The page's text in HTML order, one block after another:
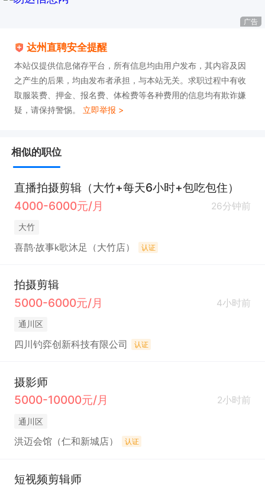
广告
达州直聘安全提醒
本站仅提供信息储存平台，所有信息均由用户发布，其内容及因
之产生的后果，均由发布者承担，与本站无关。求职过程中有收
取服装费、押金、报名费、体检费等各种费用的信息均有欺诈嫌
疑，请保持警惕。 立即举报 >
相似的职位
直播拍摄剪辑（大竹+每天6小时+包吃包住）
4000-6000元/月
26分钟前
大竹
喜鹊·故事k歌沐足（大竹店） 认证
拍摄剪辑
5000-6000元/月
4小时前
通川区
四川钓弈创新科技有限公司 认证
摄影师
5000-10000元/月
2小时前
通川区
洪迈会馆（仁和新城店） 认证
短视频剪辑师